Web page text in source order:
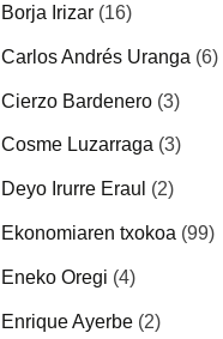
Borja Irizar(16)
Carlos Andrés Uranga (6)
Cierzo Bardenero(3)
Cosme Luzarraga (3)
Deyo Irurre Eraul (2)
Ekonomiaren txokoa (99)
Eneko Oregi (4)
Enrique Ayerbe(2)